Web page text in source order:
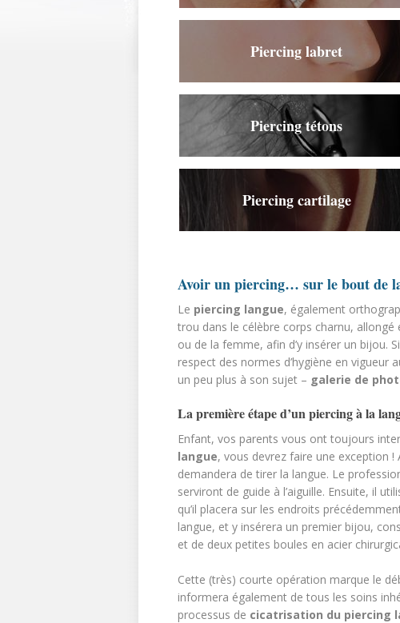
Piercing labret
Piercing tétons
Piercing cartilage
Avoir un piercing… sur le bout de
Le piercing langue, également
trou dans le célèbre corps charnu,
ou de la femme, afin d’y insérer un bijou.
respect des normes d’hygiène en vigueur
un peu plus à son sujet – galerie de
La première étape d’un piercing à la
Enfant, vos parents vous ont toujours
langue, vous devrez faire une exception
demandera de tirer la langue. Le
serviront de guide à l’aiguille. Ensuite, il
qu’il placera sur les endroits
langue, et y insérera un premier bijou,
et de deux petites boules en acier
Cette (très) courte opération marque le
informera également de tous les soins
processus de cicatrisation du piercing